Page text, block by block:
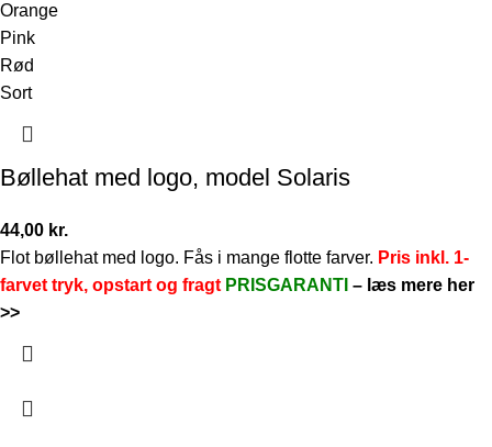
Orange
Pink
Rød
Sort
Bøllehat med logo, model Solaris
44,00 kr.
Flot bøllehat med logo. Fås i mange flotte farver. Pris inkl. 1-
farvet tryk, opstart og fragt PRISGARANTI – læs mere her
>>